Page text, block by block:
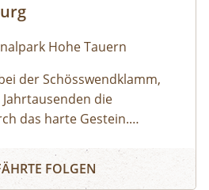
Hohe Tauern
der Schösswendklamm,
die
das harte Gestein.
entstanden. Der
es weiter bis zum Hintersee
Hintersee
FOLGEN